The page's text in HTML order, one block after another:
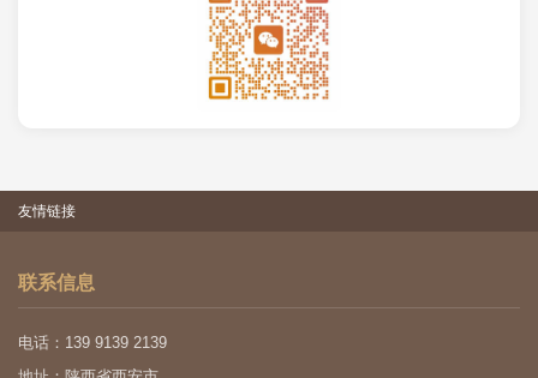
友情链接
联系信息
电话：139 9139 2139